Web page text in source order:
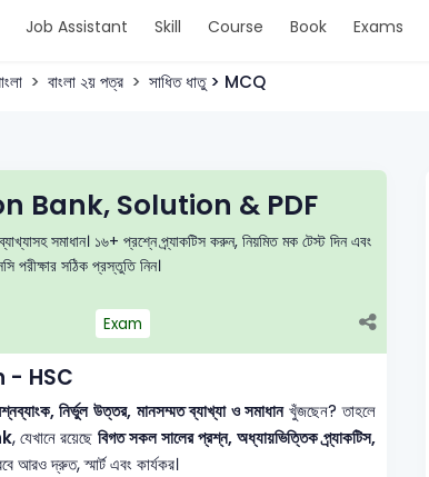
Job Assistant Skill Course Book Exams
বাংলা ২য় পত্র সাধিত ধাতু > MCQ
Bank, Solution & PDF
সমাধান। ১৬+ প্রশ্নে প্র্যাকটিস করুন, নিয়মিত মক টেস্ট দিন এবং
সঠিক প্রস্তুতি নিন।
Exam
- HSC
নির্ভুল উত্তর, মানসম্মত ব্যাখ্যা ও সমাধানখুঁজছেন? তাহলে
, যেখানে রয়েছে বিগত সকল সালের প্রশ্ন, অধ্যায়ভিত্তিক প্র্যাকটিস,
দ্রুত, স্মার্ট এবং কার্যকর।